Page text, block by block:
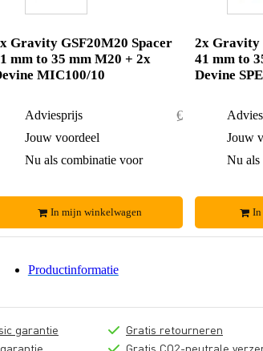
Gravity GSF20M20 Spacer
mm to 35 mm M20 + 2x
MIC100/10
Adviesprijs
€ 43,20
Jouw voordeel
Nu als combinatie voor
In mijn winkelwagen
2x Gravity
41 mm to
Devine
Jouw
Nu als
In
Productinformatie
garantie
Gratis retourneren
Gratis CO2-neutrale